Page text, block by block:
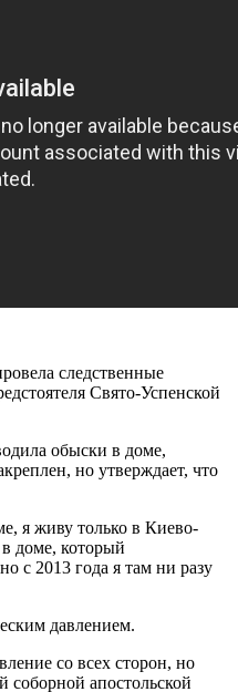
следственные
Свято-Успенской
обыски в доме,
но утверждает, что
я живу только в Киево-
доме, который
с 2013 года я там ни разу
давлением.
со всех сторон, но
соборной апостольской